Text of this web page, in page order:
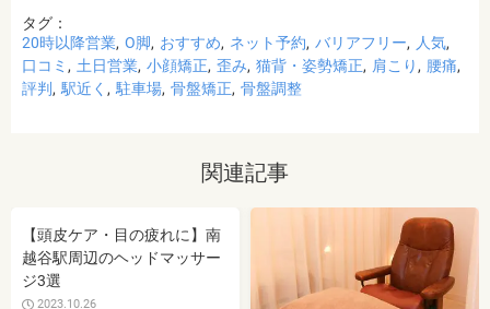
タグ：
20時以降営業 O脚 おすすめ ネット予約 バリアフリー
人気
口コミ
土日営業 小顔矯正 歪み 猫背・姿勢矯正 肩こり
腰痛
評判
駅近く 駐車場 骨盤矯正 骨盤調整
関連記事
【頭皮ケア・目の疲れに】南
越谷駅周辺のヘッドマッサー
ジ3選
2023.10.26